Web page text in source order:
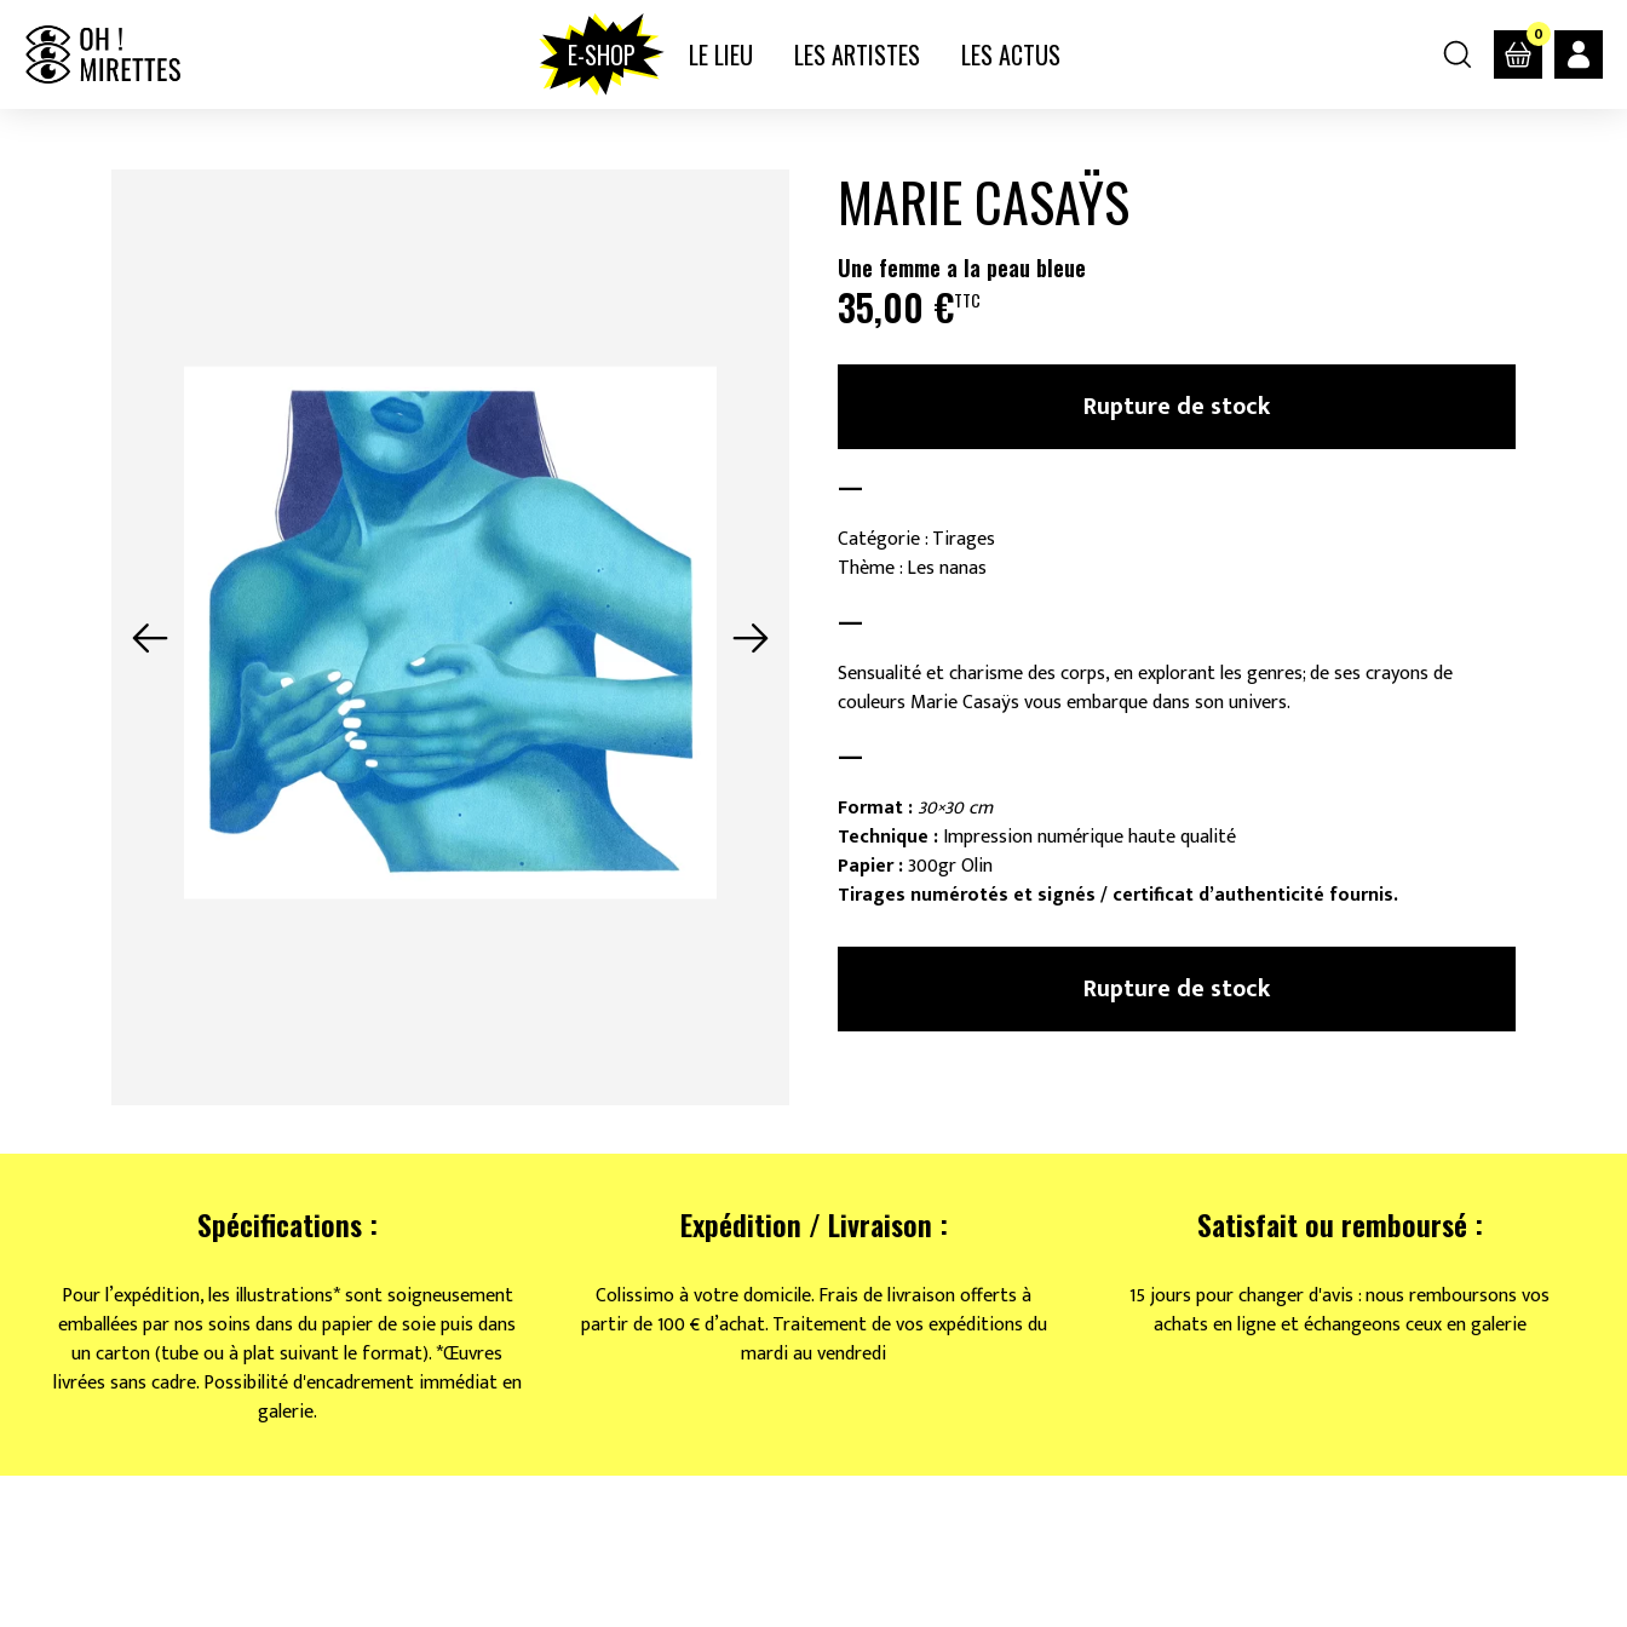
E-SHOP LE LIEU LES ARTISTES LES ACTUS
0
MARIE CASAŸS
Une femme a la peau bleue
35,00 €TTC
Rupture de stock
—
Catégorie : Tirages
Thème : Les nanas
—
Sensualité et charisme des corps, en explorant les genres; de ses crayons de
couleurs Marie Casaÿs vous embarque dans son univers.
—
Format :30×30cm
Technique :Impression numérique haute qualité
Papier :300gr Olin
Tirages numérotés et signés / certificat d’authenticité fournis.
Rupture de stock
Spécifications :
Pour l’expédition, les illustrations* sont soigneusement
emballées par nos soins dans du papier de soie puis dans
un carton (tube ou à plat suivant le format). *Œuvres
livrées sans cadre. Possibilité d'encadrement immédiat en
galerie.
Expédition / Livraison :
Colissimo à votre domicile. Frais de livraison offerts à
partir de 100 € d’achat. Traitement de vos expéditions du
mardi au vendredi
Satisfait ou remboursé :
15 jours pour changer d'avis : nous remboursons vos
achats en ligne et échangeons ceux en galerie